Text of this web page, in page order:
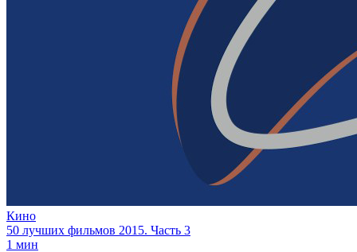
Кино
50 лучших фильмов 2015. Часть 3
1 мин